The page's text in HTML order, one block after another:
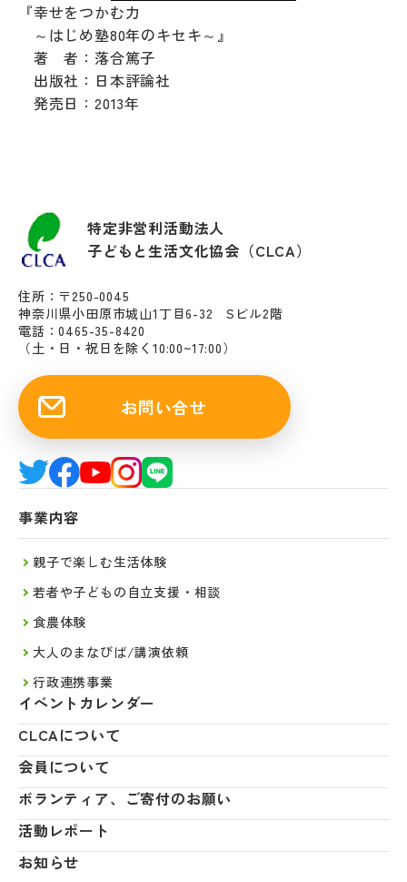
『幸せをつかむ力
～はじめ塾80年のキセキ～』
著 者：落合篤子
出版社：日本評論社
発売日：2013年
特定非営利活動法人
子どもと生活文化協会（CLCA）
住所：〒250-0045
神奈川県小田原市城山1丁目6-32 Sビル2階
電話：0465-35-8420
（土・日・祝日を除く10:00~17:00）
お問い合せ
事業内容
親子で楽しむ生活体験
若者や子どもの自立支援・相談
食農体験
大人のまなびば/講演依頼
行政連携事業
イベントカレンダー
CLCAについて
会員について
ボランティア、ご寄付のお願い
活動レポート
お知らせ